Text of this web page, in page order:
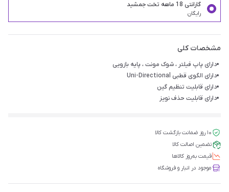
گارانتی 18 ماهه تخت جمشید
رایگان
مشخصات کلی
دارای پاپ فیلتر ، شوک مونت ، پایه بازویی
دارای الگوی قطبی Uni-Directional
دارای قابلیت تنظیم گین
دارای قابلیت حذف نویز
۱۰ روز ضمانت بازگشت کالا
تضمین اصالت کالا
قیمت‌ به‌روز کالاها
موجود در انبار و فروشگاه